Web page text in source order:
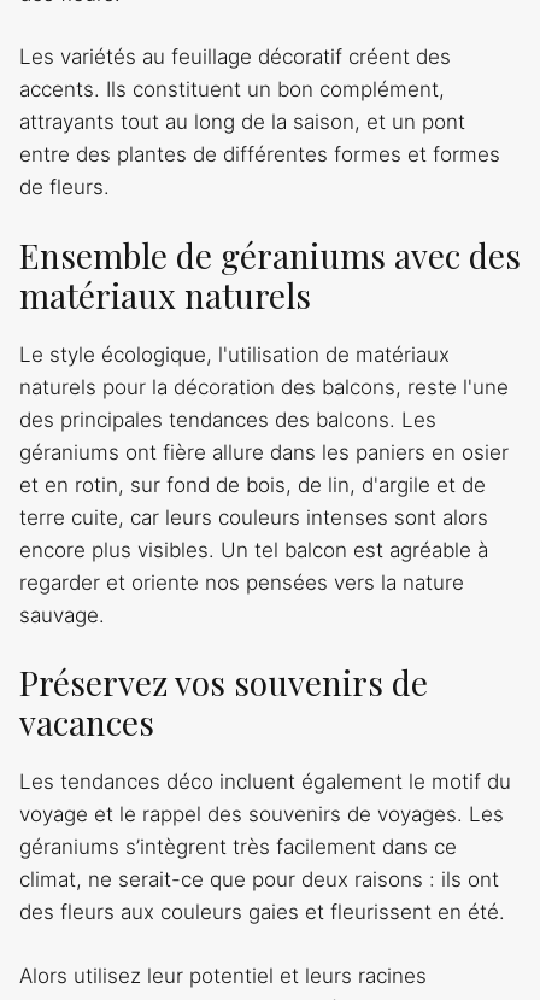
Les variétés au feuillage décoratif créent des
accents. Ils constituent un bon complément,
attrayants tout au long de la saison, et un pont
entre des plantes de différentes formes et formes
de fleurs.
Ensemble de géraniums avec des
matériaux naturels
Le style écologique, l'utilisation de matériaux
naturels pour la décoration des balcons, reste l'une
des principales tendances des balcons. Les
géraniums ont fière allure dans les paniers en osier
et en rotin, sur fond de bois, de lin, d'argile et de
terre cuite, car leurs couleurs intenses sont alors
encore plus visibles. Un tel balcon est agréable à
regarder et oriente nos pensées vers la nature
sauvage.
Préservez vos souvenirs de
vacances
Les tendances déco incluent également le motif du
voyage et le rappel des souvenirs de voyages. Les
géraniums s’intègrent très facilement dans ce
climat, ne serait-ce que pour deux raisons : ils ont
des fleurs aux couleurs gaies et fleurissent en été.
Alors utilisez leur potentiel et leurs racines